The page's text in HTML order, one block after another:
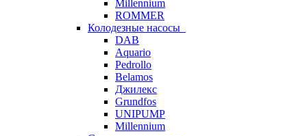
Millennium
ROMMER
Колодезные насосы
DAB
Aquario
Pedrollo
Belamos
Джилекс
Grundfos
UNIPUMP
Millennium